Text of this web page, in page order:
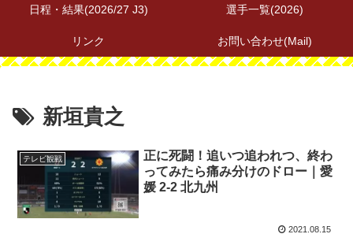
日程・結果(2026/27 J3) 選手一覧(2026)
リンク お問い合わせ(Mail)
新垣貴之
テレビ観戦
正に死闘！追いつ追われつ、終わ
ってみたら痛み分けのドロー｜愛
媛 2-2 北九州
2021.08.15